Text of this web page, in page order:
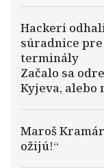
Hackeri
súradnice
terminály
Začalo sa
Kyjeva, alebo
Maroš
ožijú!“